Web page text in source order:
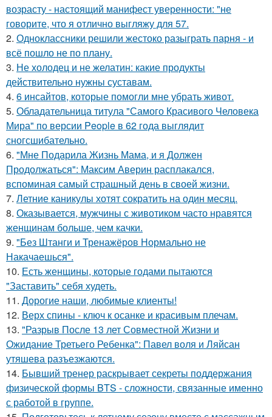
возрасту - настоящий манифест уверенности: "не
говорите, что я отлично выгляжу для 57.
2. Одноклассники решили жестоко разыграть парня - и
всё пошло не по плану.
3. Не холодец и не желатин: какие продукты
действительно нужны суставам.
4. 6 инсайтов, которые помогли мне убрать живот.
5. Обладательница титула "Самого Красивого Человека
Мира" по версии People в 62 года выглядит
сногсшибательно.
6. "Мне Подарила Жизнь Мама, и я Должен
Продолжаться": Максим Аверин расплакался,
вспоминая самый страшный день в своей жизни.
7. Летние каникулы хотят сократить на один месяц.
8. Оказывается, мужчины с животиком часто нравятся
женщинам больше, чем качки.
9. "Без Штанги и Тренажёров Нормально не
Накачаешься".
10. Есть женщины, которые годами пытаются
"Заставить" себя худеть.
11. Дорогие наши, любимые клиенты!
12. Верх спины - ключ к осанке и красивым плечам.
13. "Разрыв После 13 лет Совместной Жизни и
Ожидание Третьего Ребенка": Павел воля и Ляйсан
утяшева разъезжаются.
14. Бывший тренер раскрывает секреты поддержания
физической формы BTS - сложности, связанные именно
с работой в группе.